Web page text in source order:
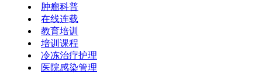
肿瘤科普
在线连载
教育培训
培训课程
冷冻治疗护理
医院感染管理